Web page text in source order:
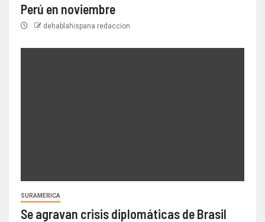
Perú en noviembre
dehablahispana redaccion
SURAMERICA
Se agravan crisis diplomáticas de Brasil